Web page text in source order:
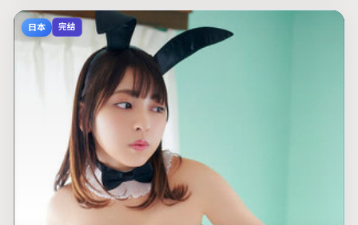
日本 完结